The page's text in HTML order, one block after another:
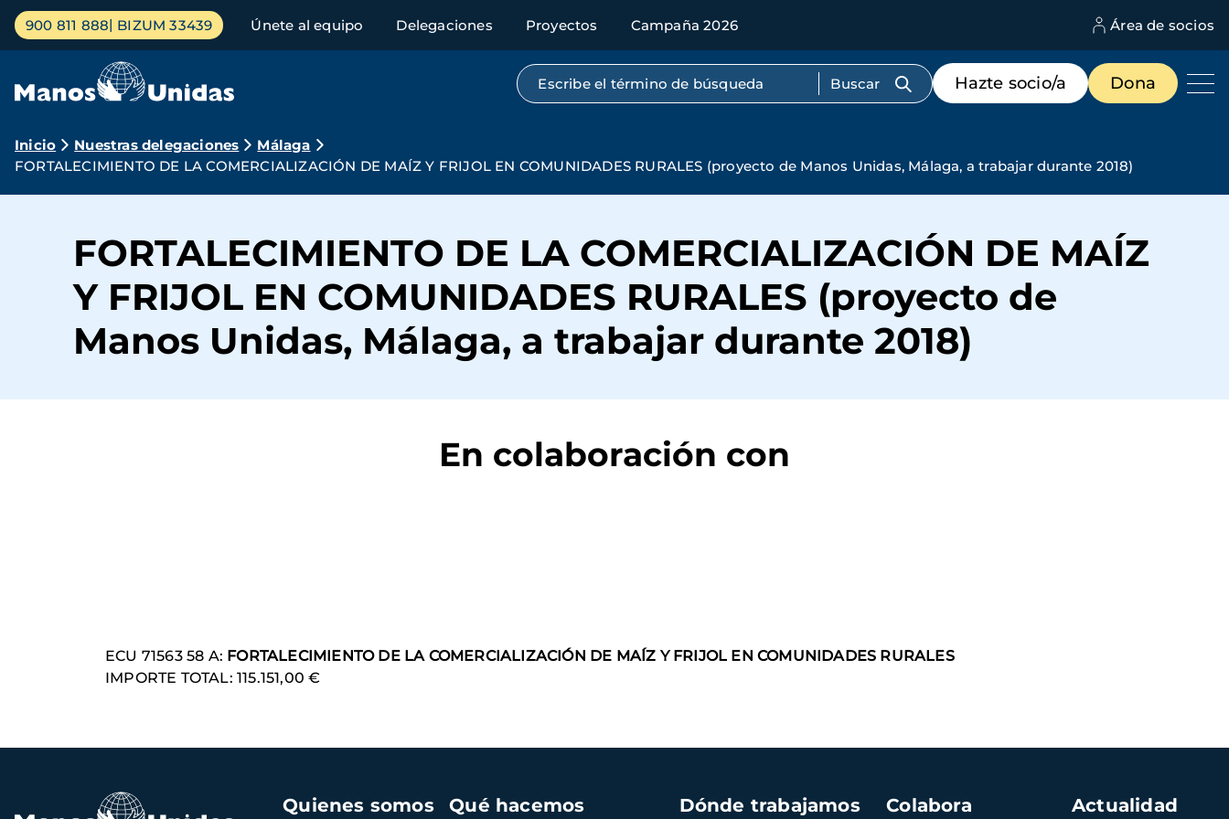
Pasar
contenido
Menú
principal
900 811 888 BIZUM 33439 Únete al equipo Delegaciones Proyectos Campaña 2026 Área de socios
Búsqueda por texto completo
Menú
de
destacados
Hazte socio/a Dona
Ruta
de
Inicio Nuestras delegaciones
Málaga
FORTALECIMIENTO DE LA COMERCIALIZACIÓN DE MAÍZ Y FRIJOL EN COMUNIDADES RURALES (proyecto de Manos Unidas, Málaga, a trabajar durante 2018)
FORTALECIMIENTO DE LA COMERCIALIZACIÓN DE MAÍZ
Y FRIJOL EN COMUNIDADES RURALES (proyecto de
Manos Unidas, Málaga, a trabajar durante 2018)
En colaboración con
ECU 71563 58 A: FORTALECIMIENTO DE LA COMERCIALIZACIÓN DE MAÍZ Y FRIJOL EN COMUNIDADES RURALES
IMPORTE TOTAL: 115.151,00 €
Navegación
Quienes somos Qué hacemos Dónde trabajamos Colabora Actualidad